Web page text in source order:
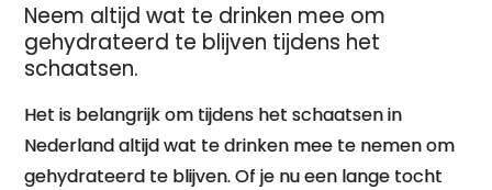
Neem altijd wat te drinken mee om
gehydrateerd te blijven tijdens het
schaatsen.
Het is belangrijk om tijdens het schaatsen in
Nederland altijd wat te drinken mee te nemen om
gehydrateerd te blijven. Of je nu een lange tocht